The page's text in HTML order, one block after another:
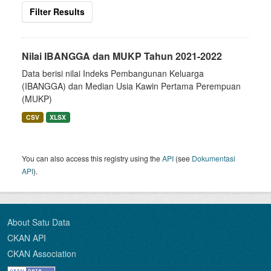
Filter Results
Nilai IBANGGA dan MUKP Tahun 2021-2022
Data berisi nilai Indeks Pembangunan Keluarga
(IBANGGA) dan Median Usia Kawin Pertama Perempuan
(MUKP)
CSV XLSX
You can also access this registry using theAPI (see Dokumentasi
API).
About Satu Data
CKAN API
CKAN Association